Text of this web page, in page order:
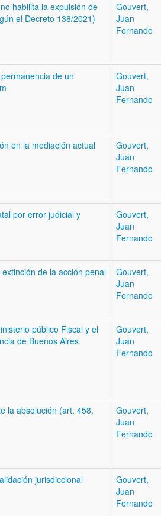
habilita la expulsión de
el Decreto 138/2021)
Gouvert,
Juan
Fernando
de un
Gouvert,
Juan
Fernando
en la mediación actual
Gouvert,
Juan
Fernando
por error judicial y
Gouvert,
Juan
Fernando
de la acción penal
Gouvert,
Juan
Fernando
público Fiscal y el
de Buenos Aires
Gouvert,
Juan
Fernando
la absolución (art. 458,
Gouvert,
Juan
Fernando
jurisdiccional
Gouvert,
Juan
Fernando